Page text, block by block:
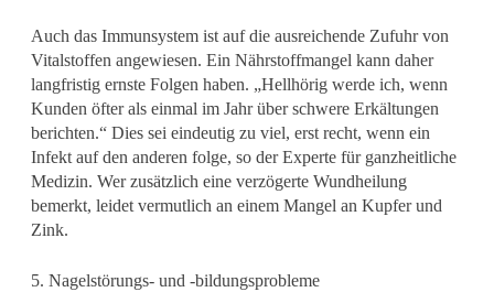
Auch das Immunsystem ist auf die ausreichende Zufuhr von
Vitalstoffen angewiesen. Ein Nährstoffmangel kann daher
langfristig ernste Folgen haben. „Hellhörig werde ich, wenn
Kunden öfter als einmal im Jahr über schwere Erkältungen
berichten.“ Dies sei eindeutig zu viel, erst recht, wenn ein
Infekt auf den anderen folge, so der Experte für ganzheitliche
Medizin. Wer zusätzlich eine verzögerte Wundheilung
bemerkt, leidet vermutlich an einem Mangel an Kupfer und
Zink.
5. Nagelstörungs- und -bildungsprobleme